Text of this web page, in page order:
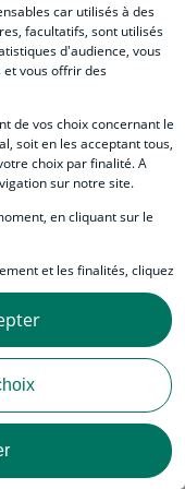
c'est la
en tête,
de vote,
avec
de plus
deux
fédéral
voix et
car utilisés à des
facultatifs, sont utilisés
d'audience, vous
et vous offrir des
de vos choix concernant le
soit en les acceptant tous,
choix par finalité. A
sur notre site.
en cliquant sur le
et les finalités, cliquez
protection des données
données personnelles »